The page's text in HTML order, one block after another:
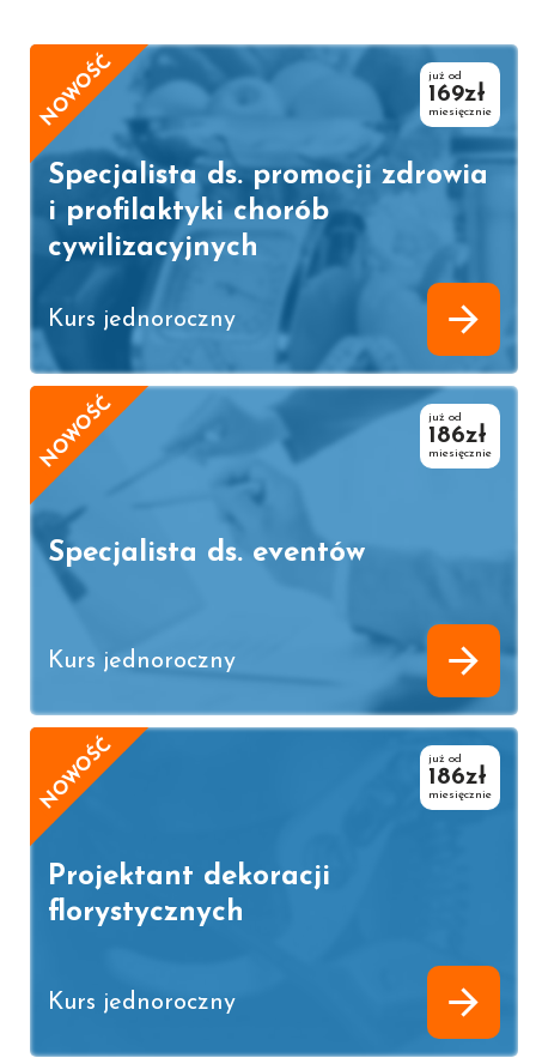
NOWOŚĆ już od
169zł
miesięcznie
Specjalista ds. promocji zdrowia
i profilaktyki chorób
cywilizacyjnych
Kurs jednoroczny
NOWOŚĆ już od
186zł
miesięcznie
Specjalista ds. eventów
Kurs jednoroczny
NOWOŚĆ już od
186zł
miesięcznie
Projektant dekoracji
florystycznych
Kurs jednoroczny